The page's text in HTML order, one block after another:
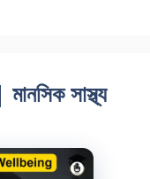
সাস্থ্য